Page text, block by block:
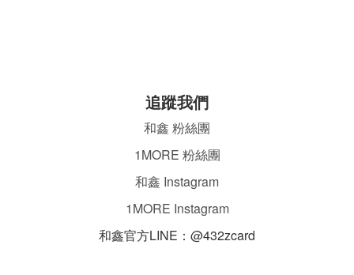
追蹤我們
和鑫 粉絲團
1MORE 粉絲團
和鑫 Instagram
1MORE Instagram
和鑫官方LINE：@432zcard